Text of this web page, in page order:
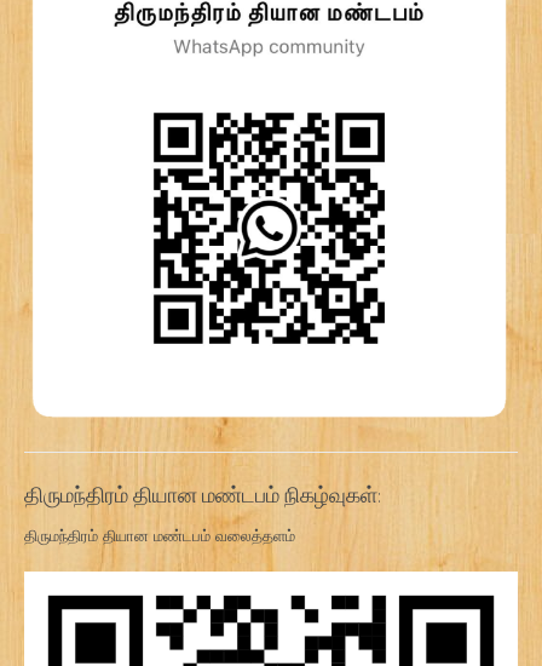
திருமந்திரம் தியான மண்டபம் நிகழ்வுகள்:
திருமந்திரம் தியான மண்டபம் வலைத்தளம்